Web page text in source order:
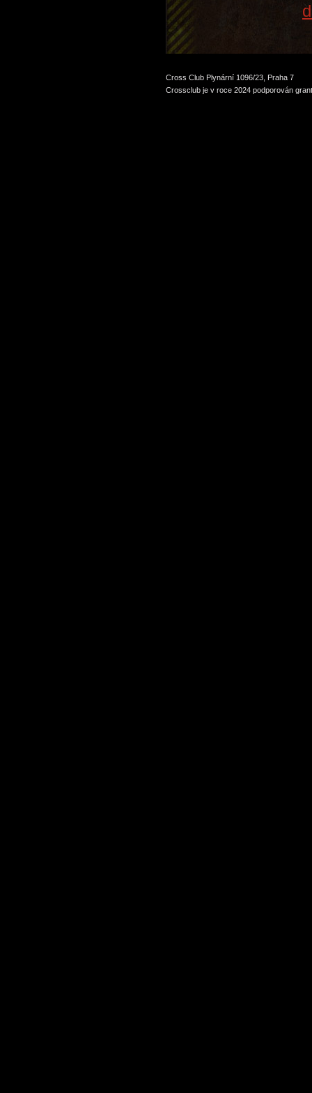
Cross Club Plynární 1096/23, Praha 7
Crossclub je v roce 2024 podporován